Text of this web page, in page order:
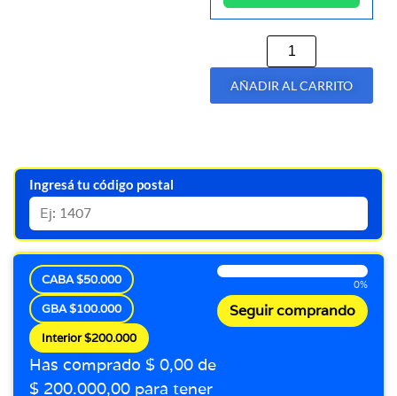
AÑADIR AL CARRITO
Ingresá tu código postal
CABA $50.000
GBA $100.000
Interior $200.000
Has comprado $ 0,00 de
$ 200.000,00 para tener
0%
Seguir comprando